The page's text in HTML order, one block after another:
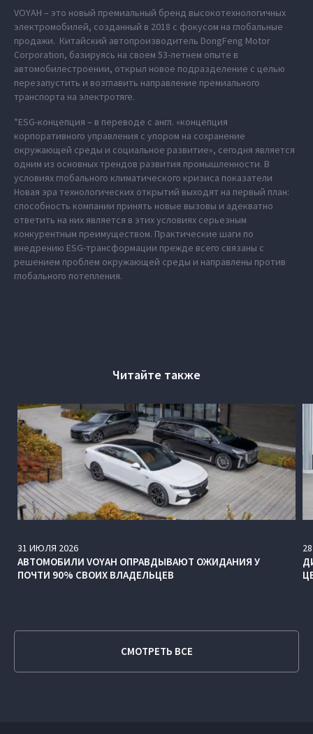
VOYAH – это новый премиальный бренд высокотехнологичных
электромобилей, созданный в 2018 с фокусом на глобальные
продажи. Китайский автопроизводитель DongFeng Motor
Corporation, базируясь на своем 53-летнем опыте в
автомобилестроении, открыл новое подразделение с целью
перезапустить и возглавить направление премиального
транспорта на электротяге.
*ESG-концепция – в переводе с англ. «концепция
корпоративного управления с упором на сохранение
окружающей среды и социальное развитие», сегодня является
одним из основных трендов развития промышленности. В
условиях глобального климатического кризиса показатели
Новая эра технологических открытий выходят на первый план:
способность компании принять новые вызовы и адекватно
ответить на них является в этих условиях серьезным
конкурентным преимуществом. Практические шаги по
внедрению ESG-трансформации прежде всего связаны с
решением проблем окружающей среды и направлены против
глобального потепления.
Читайте также
31 ИЮЛЯ 2026
АВТОМОБИЛИ VOYAH ОПРАВДЫВАЮТ ОЖИДАНИЯ У
ПОЧТИ 90% СВОИХ ВЛАДЕЛЬЦЕВ
28
СМОТРЕТЬ ВСЕ